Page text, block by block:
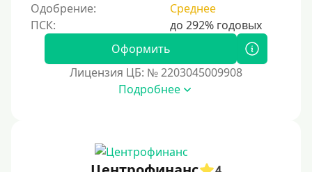
250000 руб
300000 руб
1000000 руб
Банковские карты и платежные системы: удоб
Одобрение:
Среднее
Оформить
Лицензия ЦБ: № 2203045009908
Подробнее